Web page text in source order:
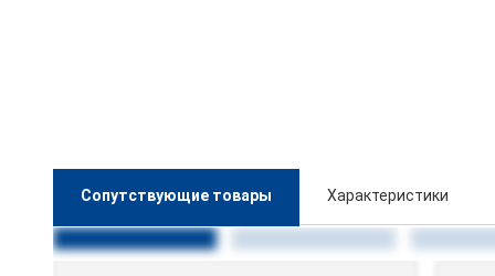
Сопутствующие товары Характеристики